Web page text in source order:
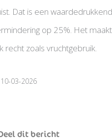
Dat is een
op 25%. Het
recht zoals vruchtgebruik.
03-2026
dit bericht